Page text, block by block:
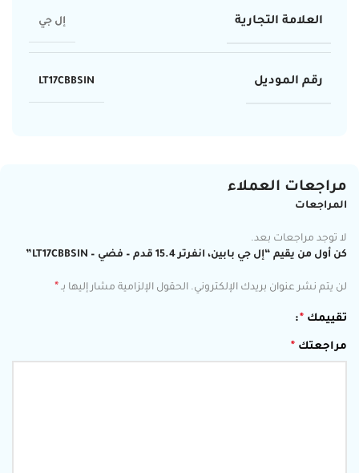
العلامة التجارية إل جي
رقم الموديل LT17CBBSIN
مراجعات العملاء
المراجعات
لا توجد مراجعات بعد.
كن أول من يقيم “إل جي بابين، انفرتر 15.4 قدم – فضي – LT17CBBSIN”
لن يتم نشر عنوان بريدك الإلكتروني. الحقول الإلزامية مشار إليها بـ *
تقييمك *
مراجعتك *